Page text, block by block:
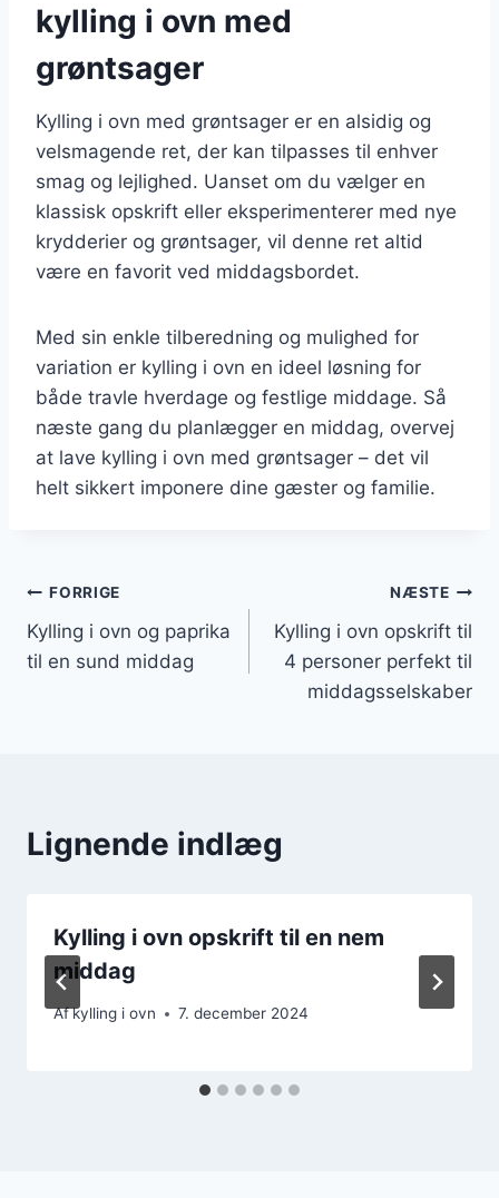
kylling i ovn med
grøntsager
Kylling i ovn med grøntsager er en alsidig og
velsmagende ret, der kan tilpasses til enhver
smag og lejlighed. Uanset om du vælger en
klassisk opskrift eller eksperimenterer med nye
krydderier og grøntsager, vil denne ret altid
være en favorit ved middagsbordet.
Med sin enkle tilberedning og mulighed for
variation er kylling i ovn en ideel løsning for
både travle hverdage og festlige middage. Så
næste gang du planlægger en middag, overvej
at lave kylling i ovn med grøntsager – det vil
helt sikkert imponere dine gæster og familie.
Indlægsnavigation
FORRIGE
Kylling i ovn og paprika
til en sund middag
NÆSTE
Kylling i ovn opskrift til
4 personer perfekt til
middagsselskaber
Lignende indlæg
Kylling i ovn opskrift til en nem
middag
Afkylling i ovn 7. december 2024